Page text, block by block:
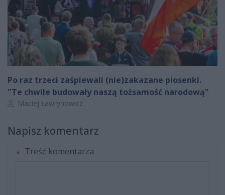
Po raz trzeci zaśpiewali (nie)zakazane piosenki.
"Te chwile budowały naszą tożsamość narodową"
Autor artykułu:
Maciej Ławrynowicz
Napisz komentarz
Treść komentarza